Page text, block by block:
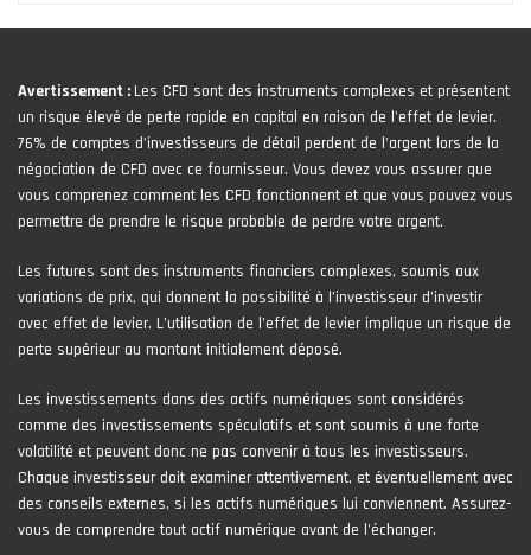
Avertissement : Les CFD sont des instruments complexes et présentent
un risque élevé de perte rapide en capital en raison de l'effet de levier.
76% de comptes d'investisseurs de détail perdent de l'argent lors de la
négociation de CFD avec ce fournisseur. Vous devez vous assurer que
vous comprenez comment les CFD fonctionnent et que vous pouvez vous
permettre de prendre le risque probable de perdre votre argent.
Les futures sont des instruments financiers complexes, soumis aux
variations de prix, qui donnent la possibilité à l’investisseur d’investir
avec effet de levier. L’utilisation de l’effet de levier implique un risque de
perte supérieur au montant initialement déposé.
Les investissements dans des actifs numériques sont considérés
comme des investissements spéculatifs et sont soumis à une forte
volatilité et peuvent donc ne pas convenir à tous les investisseurs.
Chaque investisseur doit examiner attentivement, et éventuellement avec
des conseils externes, si les actifs numériques lui conviennent. Assurez-
vous de comprendre tout actif numérique avant de l'échanger.